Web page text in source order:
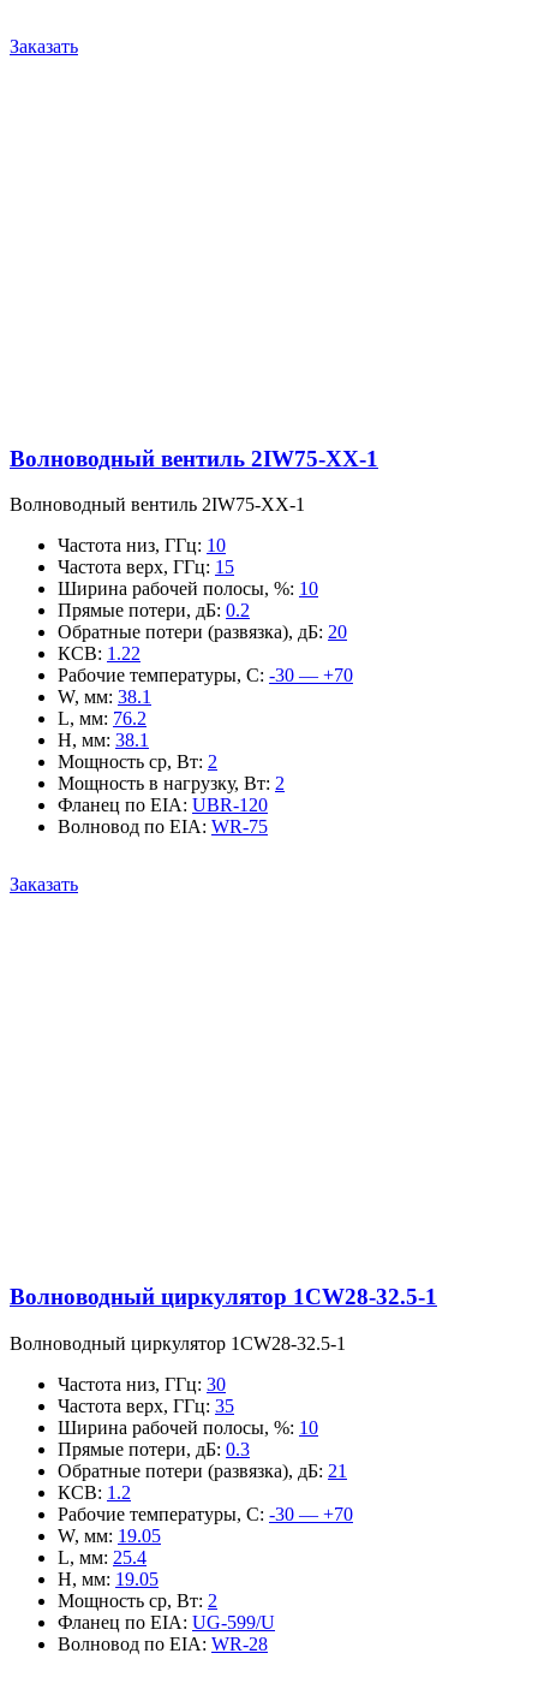
Заказать
Волноводный вентиль 2IW75-XX-1
Волноводный вентиль 2IW75-XX-1
Частота низ, ГГц: 10
Частота верх, ГГц: 15
Ширина рабочей полосы, %: 10
Прямые потери, дБ: 0.2
Обратные потери (развязка), дБ: 20
КСВ: 1.22
Рабочие температуры, С: -30 — +70
W, мм: 38.1
L, мм: 76.2
H, мм: 38.1
Мощность ср, Вт: 2
Мощность в нагрузку, Вт: 2
Фланец по EIA: UBR-120
Волновод по EIA: WR-75
Заказать
Волноводный циркулятор 1CW28-32.5-1
Волноводный циркулятор 1CW28-32.5-1
Частота низ, ГГц: 30
Частота верх, ГГц: 35
Ширина рабочей полосы, %: 10
Прямые потери, дБ: 0.3
Обратные потери (развязка), дБ: 21
КСВ: 1.2
Рабочие температуры, С: -30 — +70
W, мм: 19.05
L, мм: 25.4
H, мм: 19.05
Мощность ср, Вт: 2
Фланец по EIA: UG-599/U
Волновод по EIA: WR-28